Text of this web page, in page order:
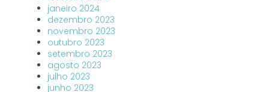
janeiro 2024
dezembro 2023
novembro 2023
outubro 2023
setembro 2023
agosto 2023
julho 2023
junho 2023